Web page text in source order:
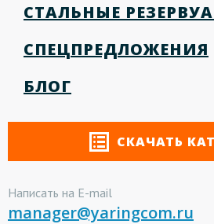
СТАЛЬНЫЕ
СПЕЦПРЕДЛОЖЕНИЯ
БЛОГ
СКАЧАТЬ
Написать на E-mail
manager@yaringcom.ru